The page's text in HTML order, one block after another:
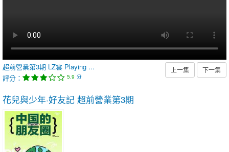
超前營業第3期 LZ雲 Playing ...
評分：
5.9 分
上一集 下一集
花兒與少年·好友記 超前營業第3期